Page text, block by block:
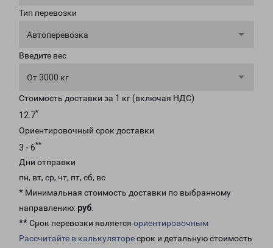
Тип перевозки
Автоперевозка
Введите вес
От 3000 кг
Стоимость доставки за 1 кг (включая НДС)
12.7*
Ориентировочный срок доставки
3 - 6**
Дни отправки
пн, вт, ср, чт, пт, сб, вс
* Минимальная стоимость доставки по выбранному
направлению: руб.
** Срок перевозки является ориентировочным
Рассчитайте в калькуляторесрок и детальную стоимость